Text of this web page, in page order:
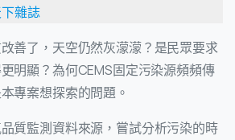
雜誌
善了，天空仍然灰濛濛？是民眾要求
明顯？為何CEMS固定污染源頻頻傳
專案想探索的問題。
質監測資料來源，嘗試分析污染的時